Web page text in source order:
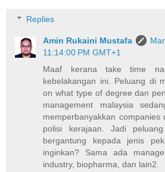
Replies
Amin Rukaini Mustafa
11:14:00 PM GMT+1
Maaf kerana take time
kebelakangan ini. Peluang di
on what type of degree dan
management malaysia
memperbanyakkan companies
polisi kerajaan. Jadi
bergantung kepada jenis
inginkan? Sama ada
industry, biopharma, dan lain2.